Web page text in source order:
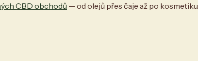
CBD obchodů— od olejů přes čaje až po kosmetiku.